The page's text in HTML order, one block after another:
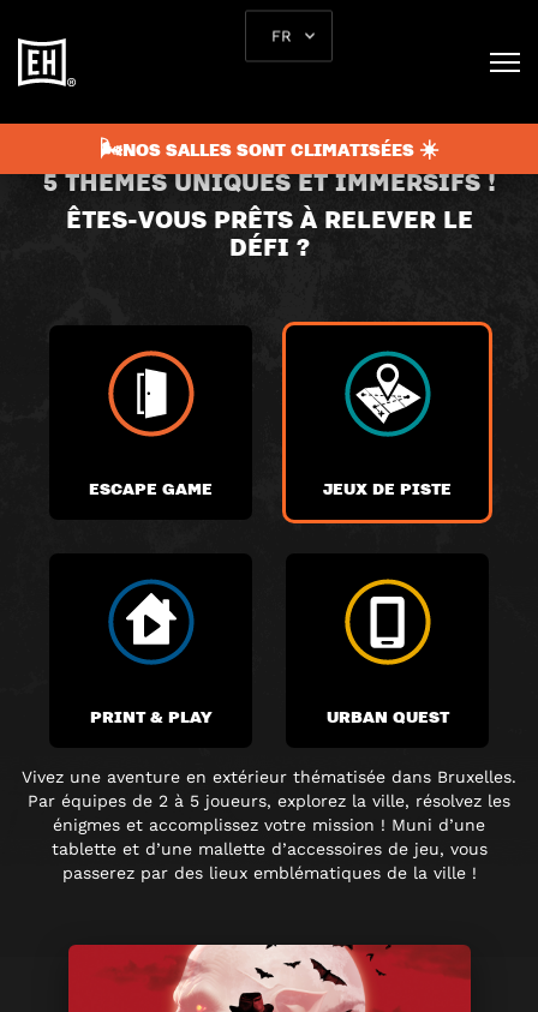
FR
🌬️NOS SALLES SONT CLIMATISÉES ☀️
CHOISISSEZ VOTRE
5 THÈMES UNIQUES ET IMMERSIFS !
ÊTES-VOUS PRÊTS À RELEVER LE
DÉFI ?
ESCAPE GAME JEUX DE PISTE
PRINT & PLAY URBAN QUEST
Vivez une aventure en extérieur thématisée dans Bruxelles.
Par équipes de 2 à 5 joueurs, explorez la ville, résolvez les
énigmes et accomplissez votre mission ! Muni d’une
tablette et d’une mallette d’accessoires de jeu, vous
passerez par des lieux emblématiques de la ville !